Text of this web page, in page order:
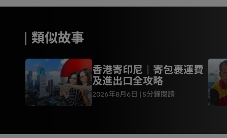
類似故事
香港寄印尼｜寄包裹運費
及進出口全攻略
2026年8月6日 5分鐘閱讀